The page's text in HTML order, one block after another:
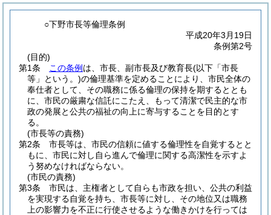
○下野市長等倫理条例
平成20年3月19日
条例第2号
(目的)
第1条
この条例 は、市長、副市長及び教育長(以下「市長
等」という。)の倫理基準を定めることにより、市民全体の
奉仕者として、その職務に係る倫理の保持を期するととも
に、市民の厳粛な信託にこたえ、もって清潔で民主的な市
政の発展と公共の福祉の向上に寄与することを目的とす
る。
(市長等の責務)
第2条
市長等は、市民の信頼に値する倫理性を自覚するとと
もに、市民に対し自ら進んで倫理に関する高潔性を示すよ
う努めなければならない。
(市民の責務)
第3条
市民は、主権者として自らも市政を担い、公共の利益
を実現する自覚を持ち、市長等に対し、その地位又は職務
上の影響力を不正に行使させるような働きかけを行っては